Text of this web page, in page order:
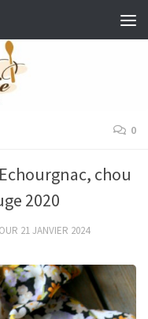
0
chou
2020
21 JANVIER 2024